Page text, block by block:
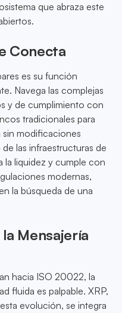
que abraza este
Conecta
es su función
Navega las complejas
y de cumplimiento con
tradicionales para
sin modificaciones
las infraestructuras de
la liquidez y cumple con
modernas,
la búsqueda de una
Mensajería
hacia ISO 20022, la
fluida es palpable. XRP,
evolución, se integra